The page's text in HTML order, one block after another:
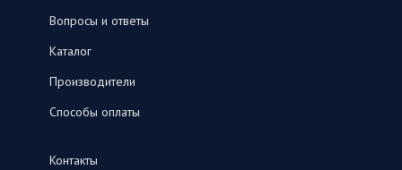
Вопросы и ответы
Каталог
Производители
Способы оплаты
Контакты